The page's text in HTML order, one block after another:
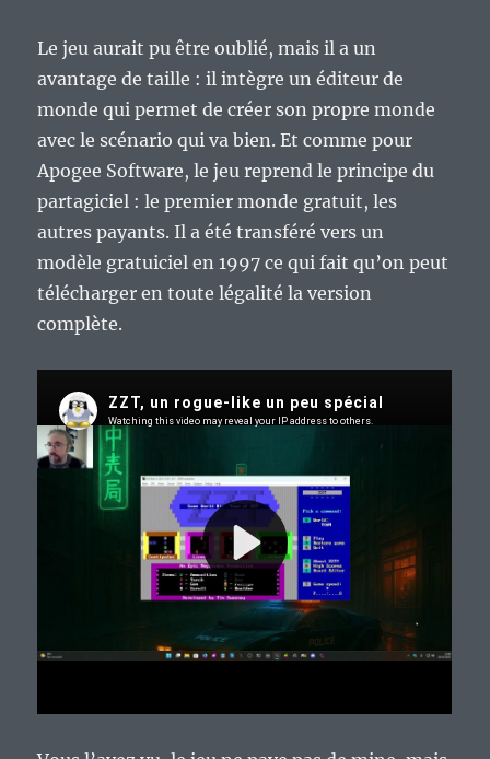
Le jeu aurait pu être oublié, mais il a un
avantage de taille : il intègre un éditeur de
monde qui permet de créer son propre monde
avec le scénario qui va bien. Et comme pour
Apogee Software, le jeu reprend le principe du
partagiciel : le premier monde gratuit, les
autres payants. Il a été transféré vers un
modèle gratuiciel en 1997 ce qui fait qu’on peut
télécharger en toute légalité la version
complète.